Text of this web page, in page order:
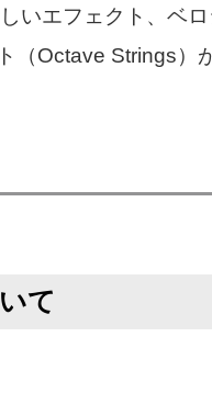
いエフェクト、ベ
（Octave Strings）
て